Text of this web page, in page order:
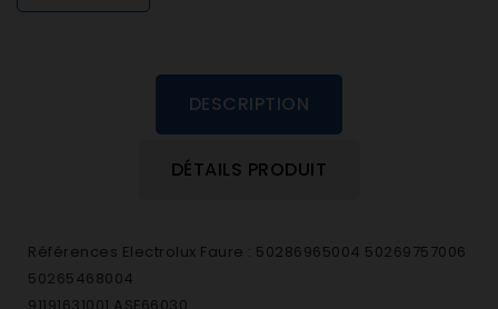
DESCRIPTION
DÉTAILS PRODUIT
Références Electrolux Faure : 50286965004 50269757006
50265468004